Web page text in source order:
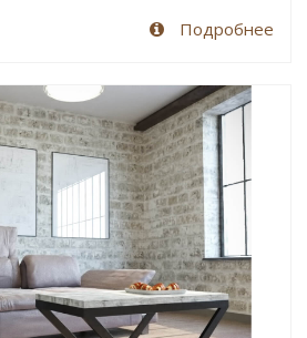
Подробнее